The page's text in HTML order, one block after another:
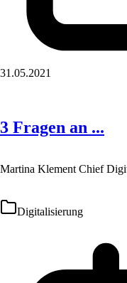
31.05.2021
3 Fragen an ...
Martina Klement Chief
Digitalisierung